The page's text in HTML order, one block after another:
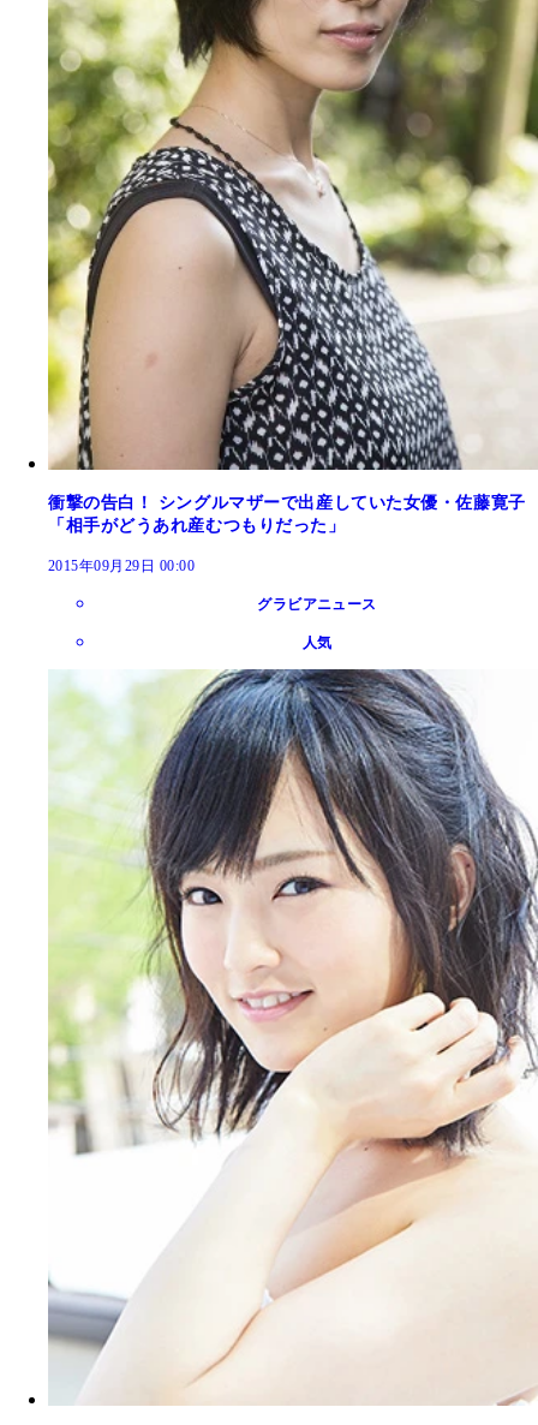
衝撃の告白！ シングルマザーで出産していた女優・佐藤寛子
「相手がどうあれ産むつもりだった」
2015年09月29日 00:00
グラビアニュース
人気